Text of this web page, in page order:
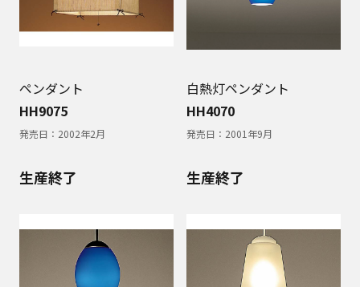
ペンダント
HH9075
発売日： 2002年2月
白熱灯ペンダント
HH4070
発売日： 2001年9月
生産終了 生産終了